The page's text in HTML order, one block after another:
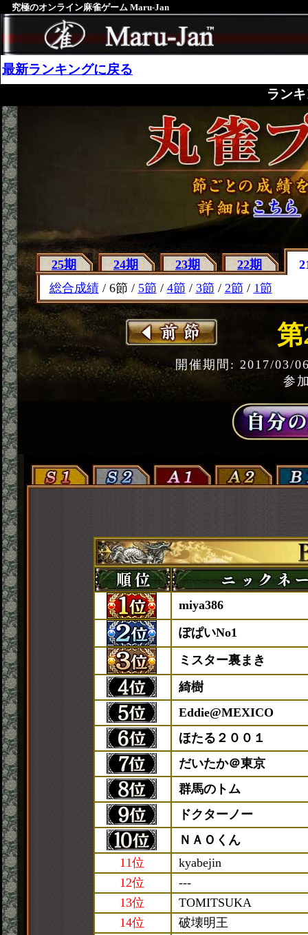
究極のオンライン麻雀ゲーム Maru-Jan
最新ランキングに戻る
ラン
25期 24期 23期 22期
総合成績/ 6節 / 5節 / 4節 / 3節 / 2節 / 1節
第
開催期間: 2017/03/
参
miya386
ぽぱいNo1
ミスター裏まき
綺樹
Eddie@MEXICO
ほたる２００１
だいたか＠東京
群馬のトム
ドクターノー
ＮＡＯくん
11位
kyabejin
12位
---
13位
TOMITSUKA
14位
破壊明王